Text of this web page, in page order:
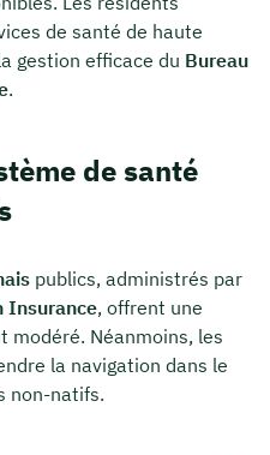
de santé de haute
gestion efficace du Bureau
.
de santé
publics, administrés par
Insurance, offrent une
modéré. Néanmoins, les
la navigation dans le
non-natifs.